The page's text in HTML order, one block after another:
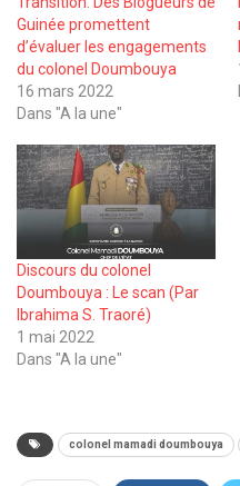
Guinée promettent
d’évaluer les engagements
du colonel Doumbouya
16 mars 2022
Dans "A la une"
Discours du colonel
Doumbouya : Le scan (Par
Ibrahima S. Traoré)
1 mai 2022
Dans "A la une"
colonel mamadi doumbouya